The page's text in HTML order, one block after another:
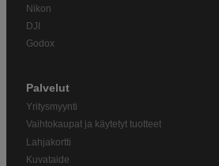
Nikon
DJI
Godox
Palvelut
Yritysmyynti
Vaihtokaupat ja käytetyt tuotteet
Lahjakortti
Kuvataide